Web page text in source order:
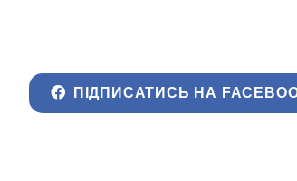
ПІДПИСАТИСЬ НА